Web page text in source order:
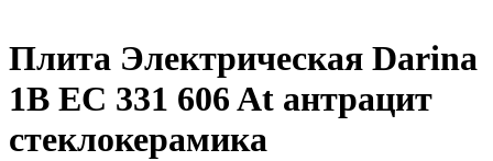
Плита Электрическая Darina
1B EC 331 606 At антрацит
стеклокерамика